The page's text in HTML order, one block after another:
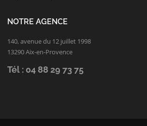
NOTRE AGENCE
140, avenue du 12 juillet 1998
13290 Aix-en-Provence
Tél : 04 88 29 73 75